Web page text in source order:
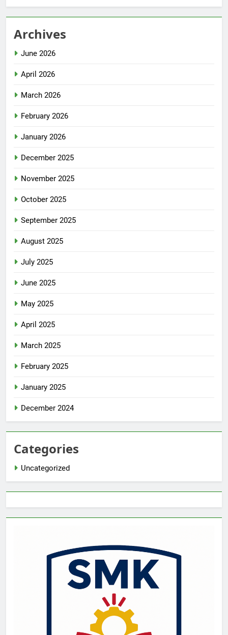
Archives
June 2026
April 2026
March 2026
February 2026
January 2026
December 2025
November 2025
October 2025
September 2025
August 2025
July 2025
June 2025
May 2025
April 2025
March 2025
February 2025
January 2025
December 2024
Categories
Uncategorized